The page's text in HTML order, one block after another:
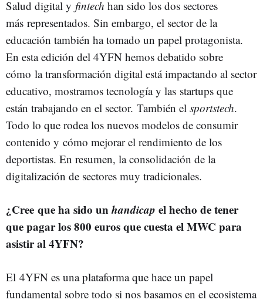
Salud digital y fintech han sido los dos sectores
más representados. Sin embargo, el sector de la
educación también ha tomado un papel protagonista.
En esta edición del 4YFN hemos debatido sobre
cómo la transformación digital está impactando al sector
educativo, mostramos tecnología y las startups que
están trabajando en el sector. También el sportstech.
Todo lo que rodea los nuevos modelos de consumir
contenido y cómo mejorar el rendimiento de los
deportistas. En resumen, la consolidación de la
digitalización de sectores muy tradicionales.
¿Cree que ha sido unhandicap el hecho de tener
que pagar los 800 euros que cuesta el MWC para
asistir al 4YFN?
El 4YFN es una plataforma que hace un papel
fundamental sobre todo si nos basamos en el ecosistema